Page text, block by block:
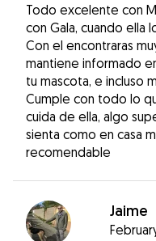
Todo excelente con
con Gala, cuando ella
Con el encontraras
mantiene informado
tu mascota, e incluso
Cumple con todo lo
cuida de ella, algo
sienta como en casa
recomendable
Jaime